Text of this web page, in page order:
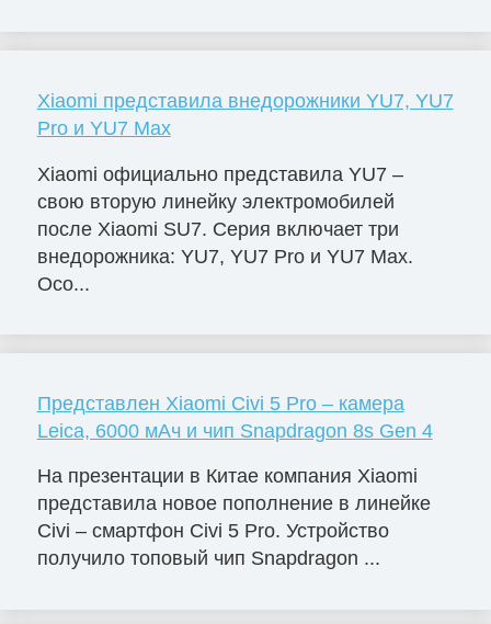
Xiaomi представила внедорожники YU7, YU7
Pro и YU7 Max
Xiaomi официально представила YU7 –
свою вторую линейку электромобилей
после Xiaomi SU7. Серия включает три
внедорожника: YU7, YU7 Pro и YU7 Max.
Осо...
Представлен Xiaomi Civi 5 Pro – камера
Leica, 6000 мАч и чип Snapdragon 8s Gen 4
На презентации в Китае компания Xiaomi
представила новое пополнение в линейке
Civi – смартфон Civi 5 Pro. Устройство
получило топовый чип Snapdragon ...